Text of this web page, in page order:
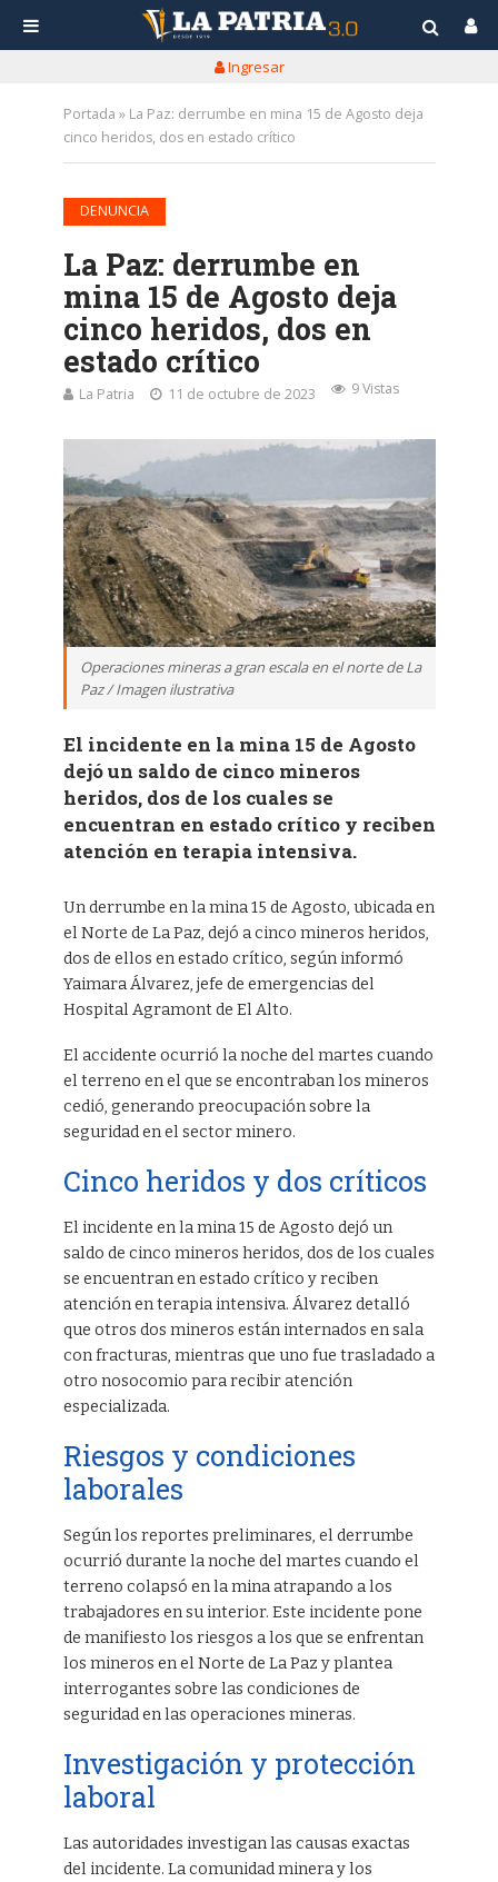
Ingresar
Portada » La Paz: derrumbe en mina 15 de Agosto deja
cinco heridos, dos en estado crítico
DENUNCIA
La Paz: derrumbe en
mina 15 de Agosto deja
cinco heridos, dos en
estado crítico
La Patria 11 de octubre de 2023 9 Vistas
Operaciones mineras a gran escala en el norte de La
Paz / Imagen ilustrativa
El incidente en la mina 15 de Agosto
dejó un saldo de cinco mineros
heridos, dos de los cuales se
encuentran en estado crítico y reciben
atención en terapia intensiva.
Un derrumbe en la mina 15 de Agosto, ubicada en
el Norte de La Paz, dejó a cinco mineros heridos,
dos de ellos en estado crítico, según informó
Yaimara Álvarez, jefe de emergencias del
Hospital Agramont de El Alto.
El accidente ocurrió la noche del martes cuando
el terreno en el que se encontraban los mineros
cedió, generando preocupación sobre la
seguridad en el sector minero.
Cinco heridos y dos críticos
El incidente en la mina 15 de Agosto dejó un
saldo de cinco mineros heridos, dos de los cuales
se encuentran en estado crítico y reciben
atención en terapia intensiva. Álvarez detalló
que otros dos mineros están internados en sala
con fracturas, mientras que uno fue trasladado a
otro nosocomio para recibir atención
especializada.
Riesgos y condiciones
laborales
Según los reportes preliminares, el derrumbe
ocurrió durante la noche del martes cuando el
terreno colapsó en la mina atrapando a los
trabajadores en su interior. Este incidente pone
de manifiesto los riesgos a los que se enfrentan
los mineros en el Norte de La Paz y plantea
interrogantes sobre las condiciones de
seguridad en las operaciones mineras.
Investigación y protección
laboral
Las autoridades investigan las causas exactas
del incidente. La comunidad minera y los